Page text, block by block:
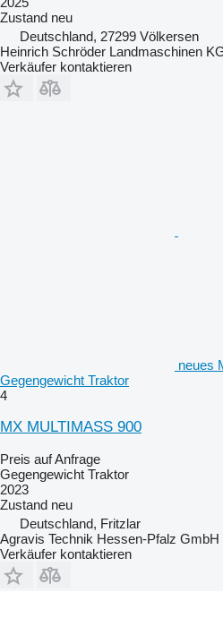
Zustand neu
Deutschland, 27299 Völkersen
Heinrich Schröder Landmaschinen
Verkäufer kontaktieren
neues
Gegengewicht Traktor
4
MX MULTIMASS 900
Preis auf Anfrage
Gegengewicht Traktor
2023
Zustand neu
Deutschland, Fritzlar
Agravis Technik Hessen-Pfalz GmbH
Verkäufer kontaktieren